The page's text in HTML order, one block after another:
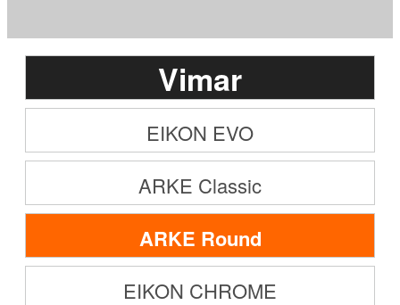
Vimar
EIKON EVO
ARKE Classic
ARKE Round
EIKON CHROME